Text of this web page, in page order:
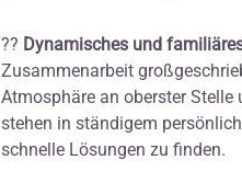
?? Dynamisches und
Zusammenarbeit
Atmosphäre an oberster
stehen in ständigem
schnelle Lösungen zu finden.